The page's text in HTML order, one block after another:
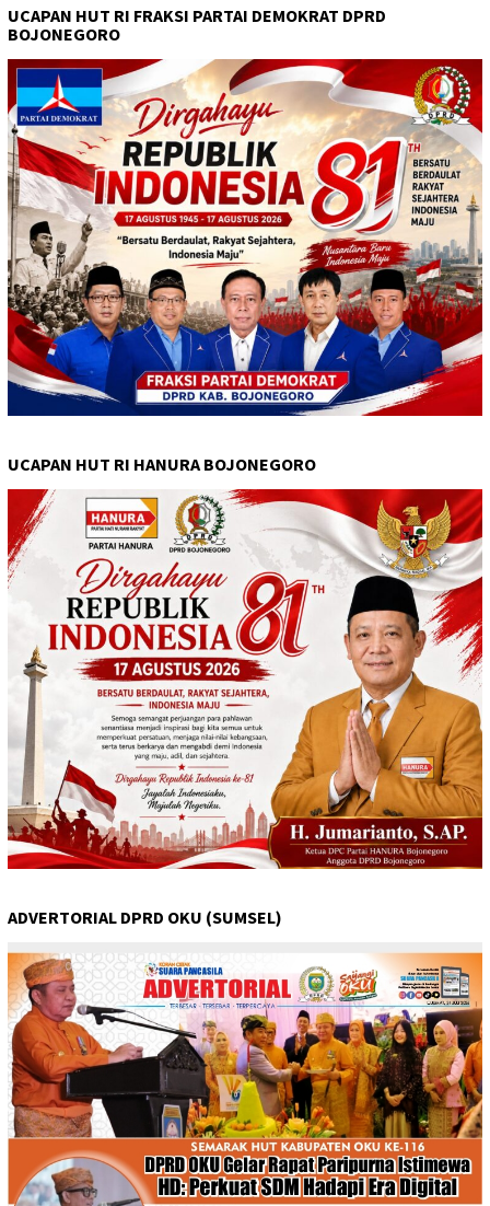
UCAPAN HUT RI FRAKSI PARTAI DEMOKRAT DPRD
BOJONEGORO
UCAPAN HUT RI HANURA BOJONEGORO
ADVERTORIAL DPRD OKU (SUMSEL)